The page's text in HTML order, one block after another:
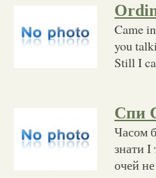
Came
you
Still I
Спи
Часом
знати I
очей